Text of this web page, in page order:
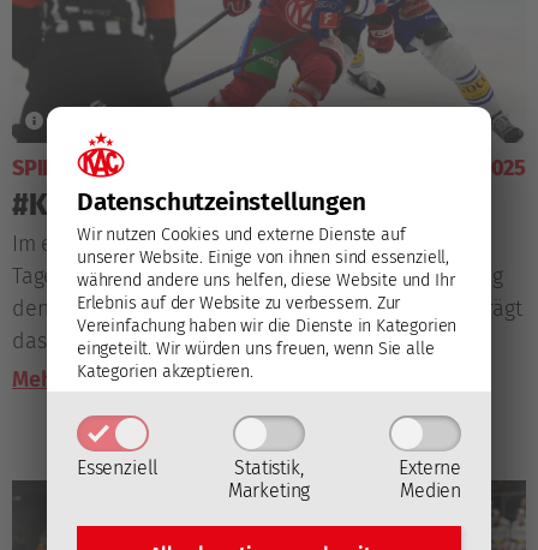
Datenschutz­einstellungen
Wir nutzen Cookies und externe Dienste auf
unserer Website. Einige von ihnen sind essenziell,
während andere uns helfen, diese Website und Ihr
Erlebnis auf der Website zu verbessern. Zur
Vereinfachung haben wir die Dienste in Kategorien
eingeteilt. Wir würden uns freuen, wenn Sie alle
Kategorien akzeptieren.
Essenziell
Statistik,
Marketing
Externe
Medien
SPIELVORSCHAU 26. Dezember 2025
#KACVSV - Die Vorschau
Im ersten von drei Spielen innerhalb von nur vier
Tagen empfängt der EC-KAC am Samstagnachmittag
den EC VSV in der Heidi Horten-Arena. ORF1 überträgt
das Kärntner Derby im großen Stil live.
Mehr lesen